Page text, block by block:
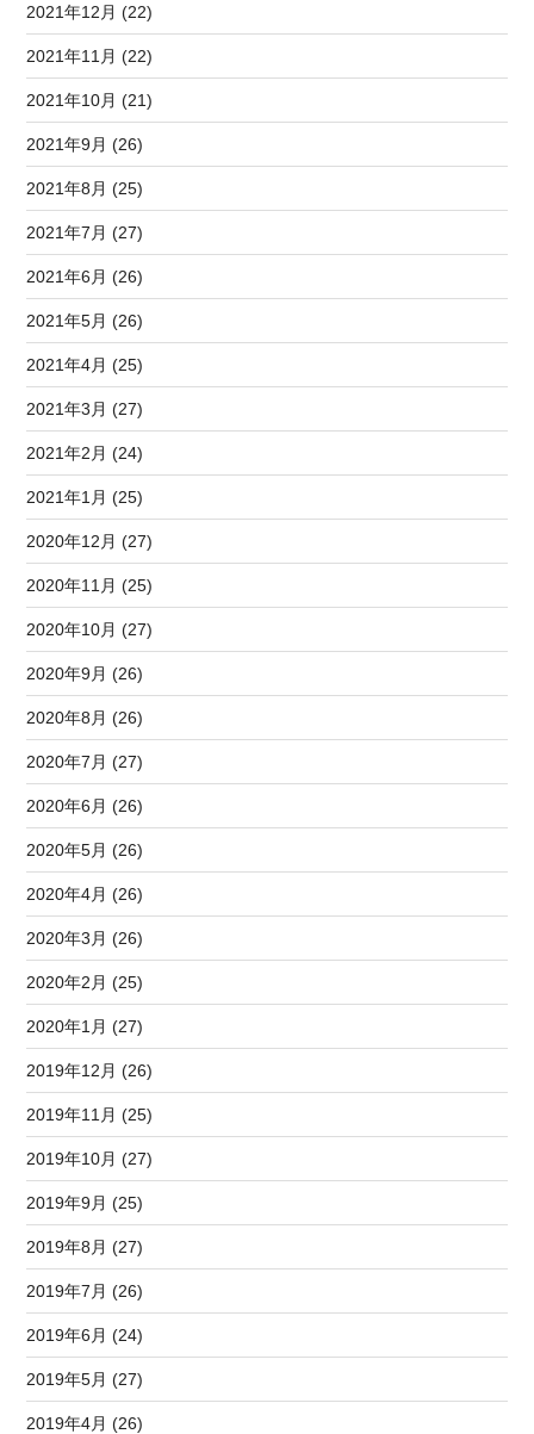
2021年12月 (22)
2021年11月 (22)
2021年10月 (21)
2021年9月 (26)
2021年8月 (25)
2021年7月 (27)
2021年6月 (26)
2021年5月 (26)
2021年4月 (25)
2021年3月 (27)
2021年2月 (24)
2021年1月 (25)
2020年12月 (27)
2020年11月 (25)
2020年10月 (27)
2020年9月 (26)
2020年8月 (26)
2020年7月 (27)
2020年6月 (26)
2020年5月 (26)
2020年4月 (26)
2020年3月 (26)
2020年2月 (25)
2020年1月 (27)
2019年12月 (26)
2019年11月 (25)
2019年10月 (27)
2019年9月 (25)
2019年8月 (27)
2019年7月 (26)
2019年6月 (24)
2019年5月 (27)
2019年4月 (26)